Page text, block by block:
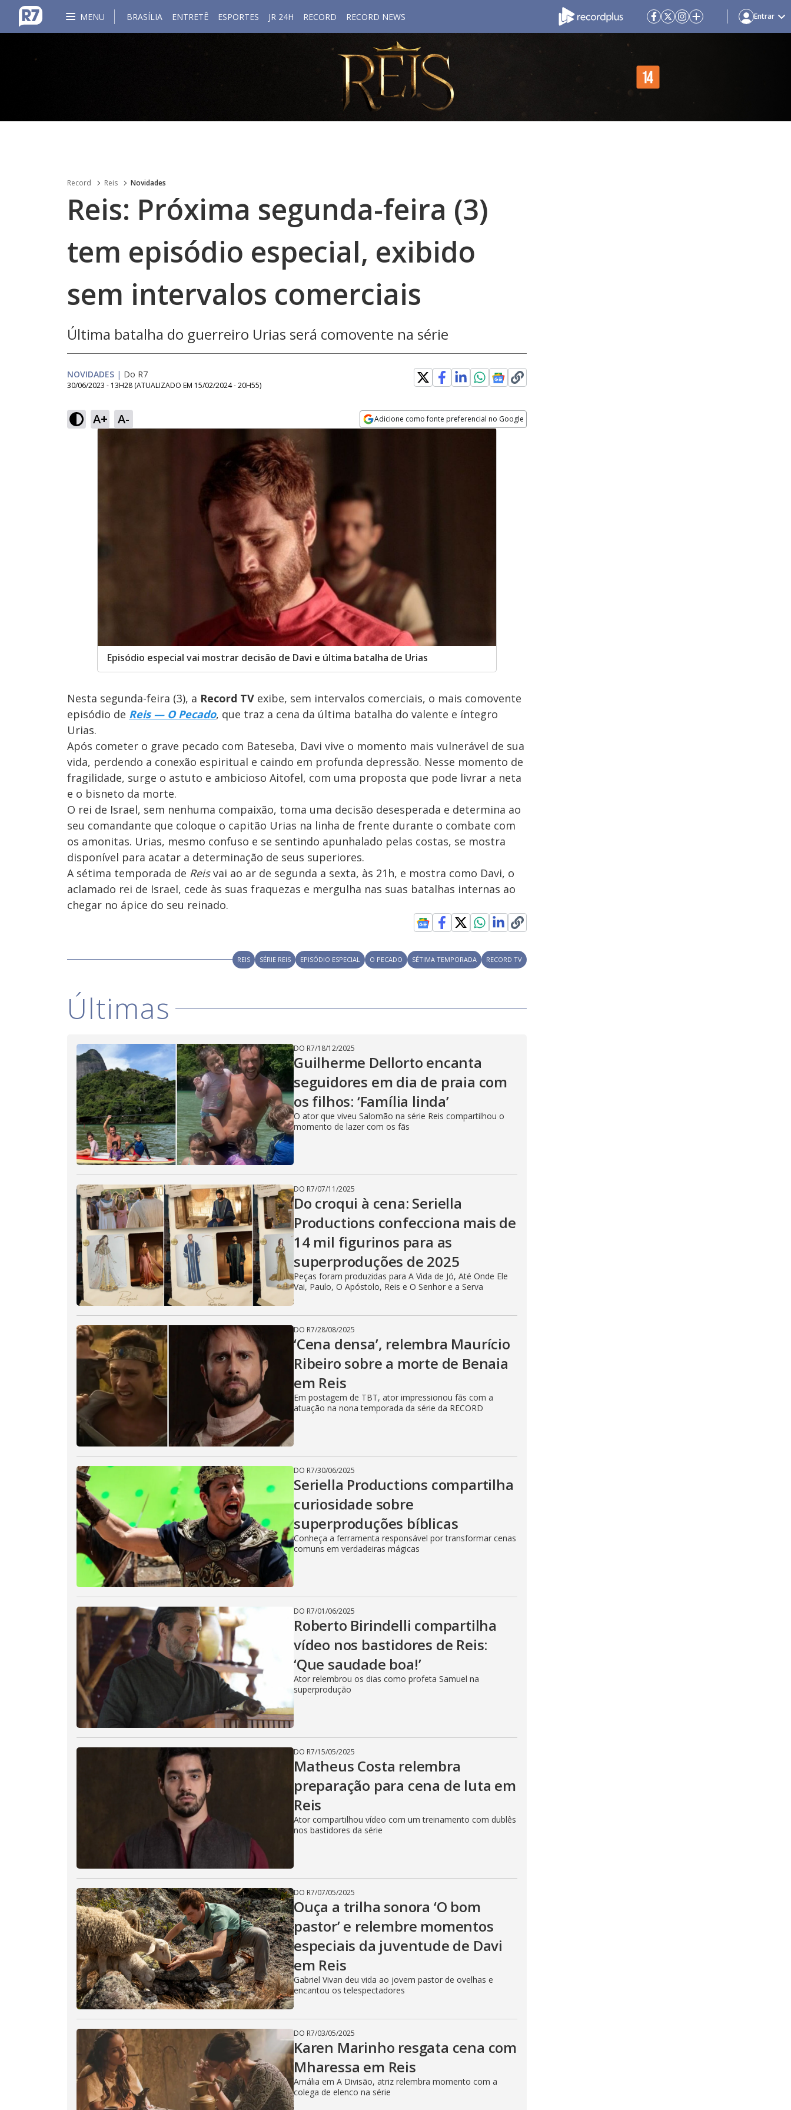
MENU BRASÍLIA ENTRETÊ ESPORTES JR 24H RECORD RECORD NEWS Entrar
Record Reis Novidades
Reis: Próxima segunda-feira (3)
tem episódio especial, exibido
sem intervalos comerciais
Última batalha do guerreiro Urias será comovente na série
NOVIDADES | Do R7
30/06/2023 - 13H28 (ATUALIZADO EM 15/02/2024 - 20H55)
A+ A- Adicione como fonte preferencial no Google
Episódio especial vai mostrar decisão de Davi e última batalha de Urias
Nesta segunda-feira (3), a Record TV exibe, sem intervalos comerciais, o mais comovente
episódio de Reis — O Pecado, que traz a cena da última batalha do valente e íntegro
Urias.
Após cometer o grave pecado com Bateseba, Davi vive o momento mais vulnerável de sua
vida, perdendo a conexão espiritual e caindo em profunda depressão. Nesse momento de
fragilidade, surge o astuto e ambicioso Aitofel, com uma proposta que pode livrar a neta
e o bisneto da morte.
O rei de Israel, sem nenhuma compaixão, toma uma decisão desesperada e determina ao
seu comandante que coloque o capitão Urias na linha de frente durante o combate com
os amonitas. Urias, mesmo confuso e se sentindo apunhalado pelas costas, se mostra
disponível para acatar a determinação de seus superiores.
A sétima temporada de Reisvai ao ar de segunda a sexta, às 21h, e mostra como Davi, o
aclamado rei de Israel, cede às suas fraquezas e mergulha nas suas batalhas internas ao
chegar no ápice do seu reinado.
REIS SÉRIE REIS EPISÓDIO ESPECIAL O PECADO SÉTIMA TEMPORADA RECORD TV
Últimas
DO R7/18/12/2025
Guilherme Dellorto encanta
seguidores em dia de praia com
os filhos: ‘Família linda’
O ator que viveu Salomão na série Reis compartilhou o
momento de lazer com os fãs
DO R7/07/11/2025
Do croqui à cena: Seriella
Productions confecciona mais de
14 mil figurinos para as
superproduções de 2025
Peças foram produzidas para A Vida de Jó, Até Onde Ele
Vai, Paulo, O Apóstolo, Reis e O Senhor e a Serva
DO R7/28/08/2025
‘Cena densa’, relembra Maurício
Ribeiro sobre a morte de Benaia
em Reis
Em postagem de TBT, ator impressionou fãs com a
atuação na nona temporada da série da RECORD
DO R7/30/06/2025
Seriella Productions compartilha
curiosidade sobre
superproduções bíblicas
Conheça a ferramenta responsável por transformar cenas
comuns em verdadeiras mágicas
DO R7/01/06/2025
Roberto Birindelli compartilha
vídeo nos bastidores de Reis:
‘Que saudade boa!’
Ator relembrou os dias como profeta Samuel na
superprodução
DO R7/15/05/2025
Matheus Costa relembra
preparação para cena de luta em
Reis
Ator compartilhou vídeo com um treinamento com dublês
nos bastidores da série
DO R7/07/05/2025
Ouça a trilha sonora ‘O bom
pastor’ e relembre momentos
especiais da juventude de Davi
em Reis
Gabriel Vivan deu vida ao jovem pastor de ovelhas e
encantou os telespectadores
DO R7/03/05/2025
Karen Marinho resgata cena com
Mharessa em Reis
Amália em A Divisão, atriz relembra momento com a
colega de elenco na série